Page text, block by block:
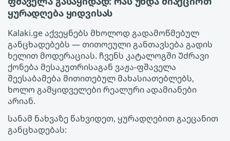
ყურადღება ყიდვისას
Kalaki.ge აქვეყნებს მხოლოდ გადამოწმებულ
განცხადებებს — თითოეული განთავსება გადის
ხელით მოდერაციას. ჩვენს კატალოგში Უძრავი
ქონება მესაკუთრისაგან ვაჟა-ფშაველა
შეესაბამება მითითებულ მახასიათებლებს,
ხოლო გამყიდველები რეალური ადამიანები
არიან.
სანამ ნახვაზე წახვიდეთ, ყურადღებით გაეცანით
განცხადებას: